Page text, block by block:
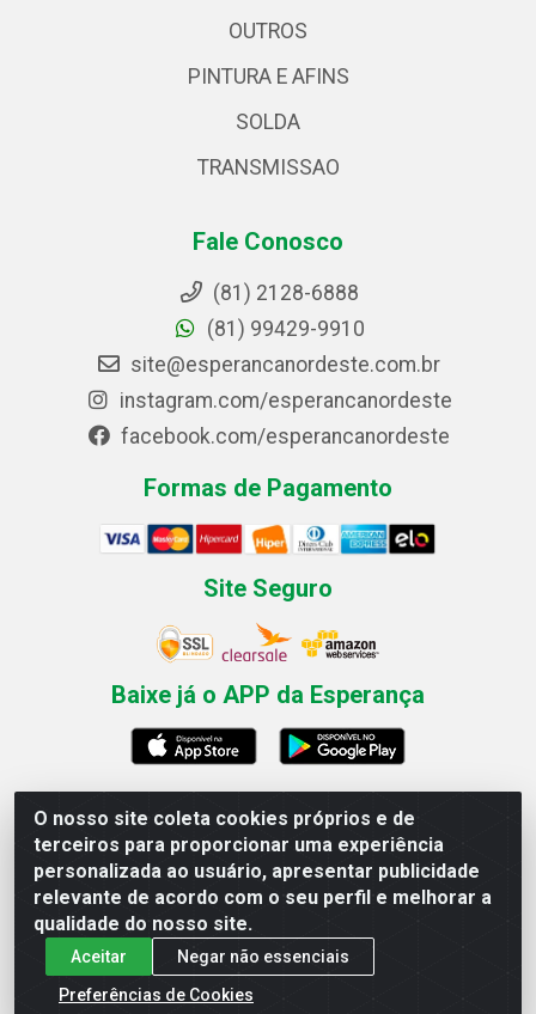
O nosso site coleta cookies próprios e de
terceiros para proporcionar uma experiência
personalizada ao usuário, apresentar publicidade
relevante de acordo com o seu perfil e melhorar a
qualidade do nosso site.
Aceitar
Negar não essenciais
Preferências de Cookies
OUTROS
PINTURA E AFINS
SOLDA
TRANSMISSAO
Fale Conosco
(81) 2128-6888
(81) 99429-9910
site@esperancanordeste.com.br
instagram.com/esperancanordeste
facebook.com/esperancanordeste
Formas de Pagamento
Site Seguro
Baixe já o APP da Esperança
Esperança Nordeste - Rua Professor Caldas Filho, 291 -
Estância - Recife / PE CEP: 50771-335 - CNPJ
03.666.136/0001-23